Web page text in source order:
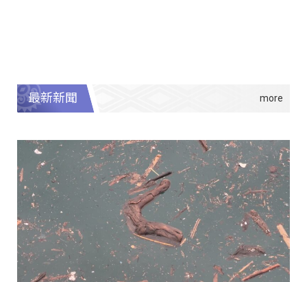
最新新聞